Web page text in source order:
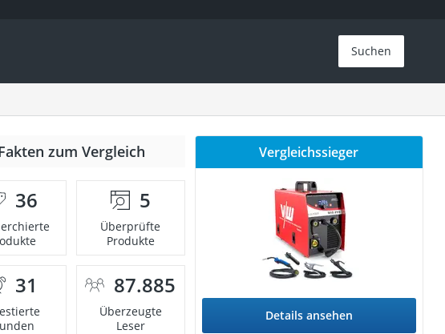
Suchen
zum Vergleich
36 5
Überprüfte
Produkte
31 87.885
Überzeugte
Leser
Vergleichssieger
Details ansehen